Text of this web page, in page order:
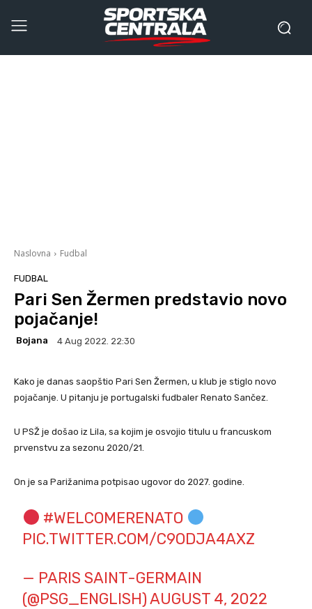
Naslovna Fudbal
FUDBAL
Pari Sen Žermen predstavio novo
pojačanje!
Bojana 4 Aug 2022. 22:30
Kako je danas saopštio Pari Sen Žermen, u klub je stiglo novo
pojačanje. U pitanju je portugalski fudbaler Renato Sančez.
U PSŽ je došao iz Lila, sa kojim je osvojio titulu u francuskom
prvenstvu za sezonu 2020/21.
On je sa Parižanima potpisao ugovor do 2027. godine.
#WELCOMERENATO
PIC.TWITTER.COM/C9ODJA4AXZ
— PARIS SAINT-GERMAIN
(@PSG_ENGLISH)AUGUST 4, 2022